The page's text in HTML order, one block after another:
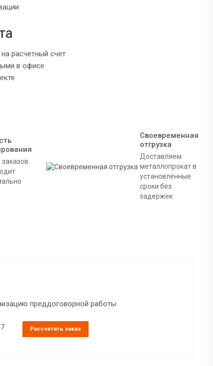
расчетный счет
в офисе
Своевременная
отгрузка
Доставляем
металлопрокат в
установленные
сроки без
задержек
преддоговорной работы
Рассчитать заказ